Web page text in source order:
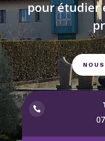
pour étudier
